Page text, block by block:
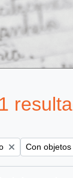
filter:Remove
Con